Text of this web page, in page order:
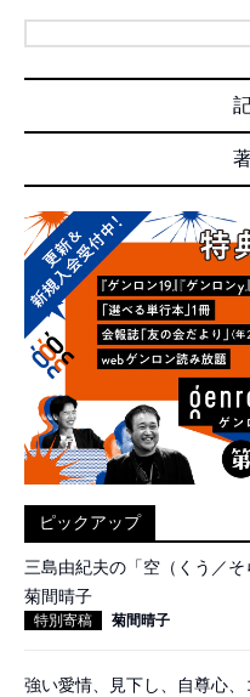
ピックアップ
三島由紀夫の「空（くう／
菊間晴子
特別寄稿 菊間晴子
強い愛情、見下し、自尊心